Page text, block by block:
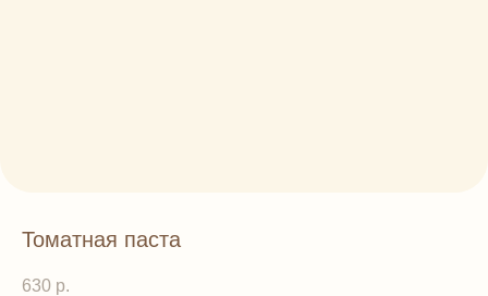
Томатная паста
630 р.